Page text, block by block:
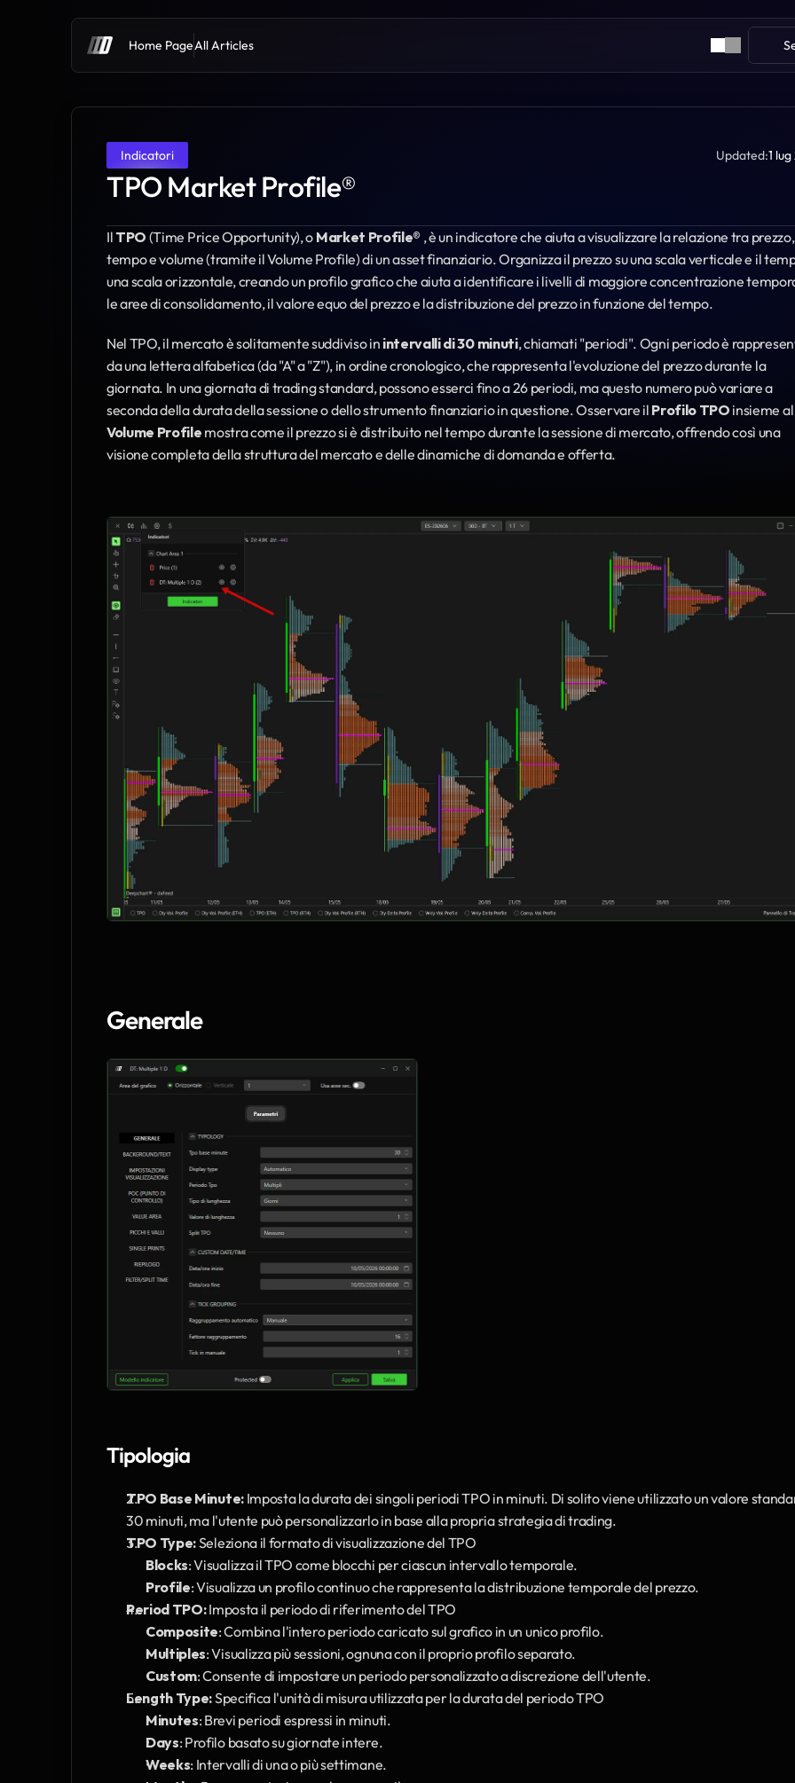
Home PageAll Articles
Indicatori Updated:1
TPO Market Profile®
Il TPO (Time Price Opportunity), o Market Profile® , è un indicatore che aiuta a visualizzare la relazione tra prezzo,
tempo e volume (tramite il Volume Profile) di un asset finanziario. Organizza il prezzo su una scala verticale e il
una scala orizzontale, creando un profilo grafico che aiuta a identificare i livelli di maggiore concentrazione
le aree di consolidamento, il valore equo del prezzo e la distribuzione del prezzo in funzione del tempo.
Nel TPO, il mercato è solitamente suddiviso in intervalli di 30 minuti, chiamati "periodi". Ogni periodo è
da una lettera alfabetica (da "A" a "Z"), in ordine cronologico, che rappresenta l'evoluzione del prezzo durante la
giornata. In una giornata di trading standard, possono esserci fino a 26 periodi, ma questo numero può variare a
seconda della durata della sessione o dello strumento finanziario in questione. Osservare il Profilo TPO
Volume Profile mostra come il prezzo si è distribuito nel tempo durante la sessione di mercato, offrendo così una
visione completa della struttura del mercato e delle dinamiche di domanda e offerta.
Generale
Tipologia
TPO Base Minute: Imposta la durata dei singoli periodi TPO in minuti. Di solito viene utilizzato un valore
30 minuti, ma l'utente può personalizzarlo in base alla propria strategia di trading.
TPO Type: Seleziona il formato di visualizzazione del TPO
Blocks: Visualizza il TPO come blocchi per ciascun intervallo temporale.
Profile: Visualizza un profilo continuo che rappresenta la distribuzione temporale del prezzo.
Period TPO: Imposta il periodo di riferimento del TPO
Composite: Combina l'intero periodo caricato sul grafico in un unico profilo.
Multiples: Visualizza più sessioni, ognuna con il proprio profilo separato.
Custom: Consente di impostare un periodo personalizzato a discrezione dell'utente.
Length Type: Specifica l'unità di misura utilizzata per la durata del periodo TPO
Minutes: Brevi periodi espressi in minuti.
Days: Profilo basato su giornate intere.
Weeks: Intervalli di una o più settimane.